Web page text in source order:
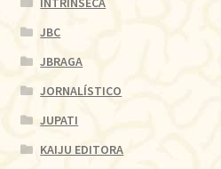
JBC
JBRAGA
JORNALÍSTICO
JUPATI
KAIJU EDITORA